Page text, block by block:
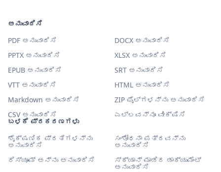
ಬಳಕೆ ಪ್ರಕರಣಗಳು
ಶೈಕ್ಷಣಿಕ ಪ್ರತಿಗಳನ್ನು
ಅನುವಾದಿಸಿ
ಸಂಶೋಧನಾ ಪತ್ರವನ್ನು
ಅನುವಾದಿಸಿ
ರಿಸ್ಯೂಮ್ ಅನ್ನು ಅನುವಾದಿಸಿ
ಸ್ಕ್ಯಾನ್ ಮಾಡಿದ ಡಾಕ್ಯುಮೆಂಟ್
ಅನುವಾದಿಸಿ
ಅನುವಾದಿಸಿ
PDF ಅನುವಾದಿಸಿ
DOCX ಅನುವಾದಿಸಿ
PPTX ಅನುವಾದಿಸಿ
XLSX ಅನುವಾದಿಸಿ
EPUB ಅನುವಾದಿಸಿ
SRT ಅನುವಾದಿಸಿ
VTT ಅನುವಾದಿಸಿ
HTML ಅನುವಾದಿಸಿ
Markdown ಅನುವಾದಿಸಿ
ZIP ಫೈಲ್‌ಗಳನ್ನು ಅನುವಾದಿಸಿ
CSV ಅನುವಾದಿಸಿ
ಎಲ್ಲವನ್ನೂ ವೀಕ್ಷಿಸಿ